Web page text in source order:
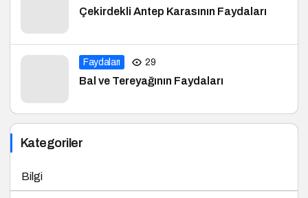
Çekirdekli Antep Karasının Faydaları
Faydaları 29
Bal ve Tereyağının Faydaları
Kategoriler
Bilgi